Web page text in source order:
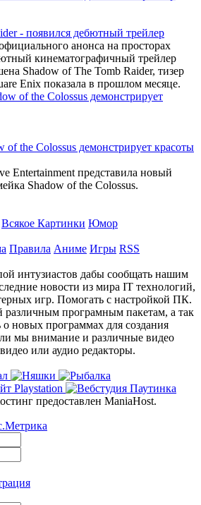
- появился дебютный трейлер
анонса на просторах
кинематографичный трейлер
Shadow of The Tomb Raider, тизер
Enix показала в прошлом месяце.
the Colossus демонстрирует красоты
Entertainment представила новый
Shadow of the Colossus.
Всякое Картинки Юмор
Правила Аниме Игры RSS
интузиастов дабы сообщать нашим
новости из мира IT технологий,
игр. Помогать с настройкой ПК.
различным програмным пакетам, а так
о новых программах для создания
мы внимание и различные видео
или аудио редакторы.
предоставлен ManiaHost.